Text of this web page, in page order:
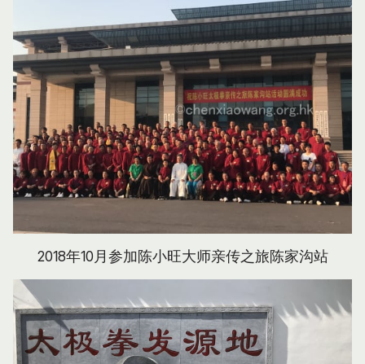
2018年10月参加陈小旺大师亲传之旅陈家沟站